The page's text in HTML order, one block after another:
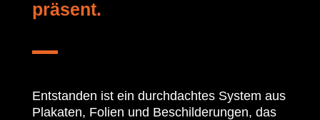
präsent.
Entstanden ist ein durchdachtes System aus
Plakaten, Folien und Beschilderungen, das